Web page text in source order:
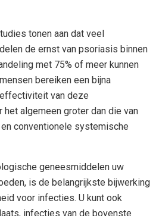
tonen aan dat veel
de ernst van psoriasis binnen
met 75% of meer kunnen
bereiken een bijna
van deze
algemeen groter dan die van
conventionele systemische
geneesmiddelen uw
is de belangrijkste bijwerking
voor infecties. U kunt ook
infecties van de bovenste